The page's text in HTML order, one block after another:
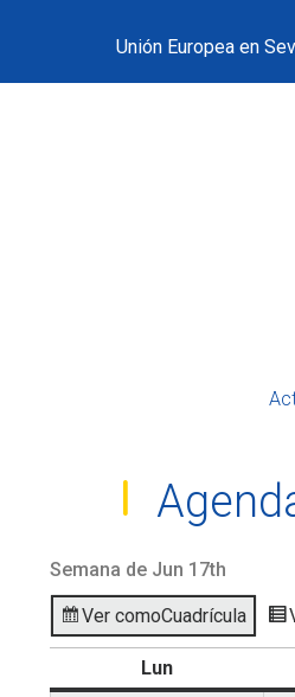
Unión Europea en
Semana de Jun 17th
Ver comoCuadrícula
Lun